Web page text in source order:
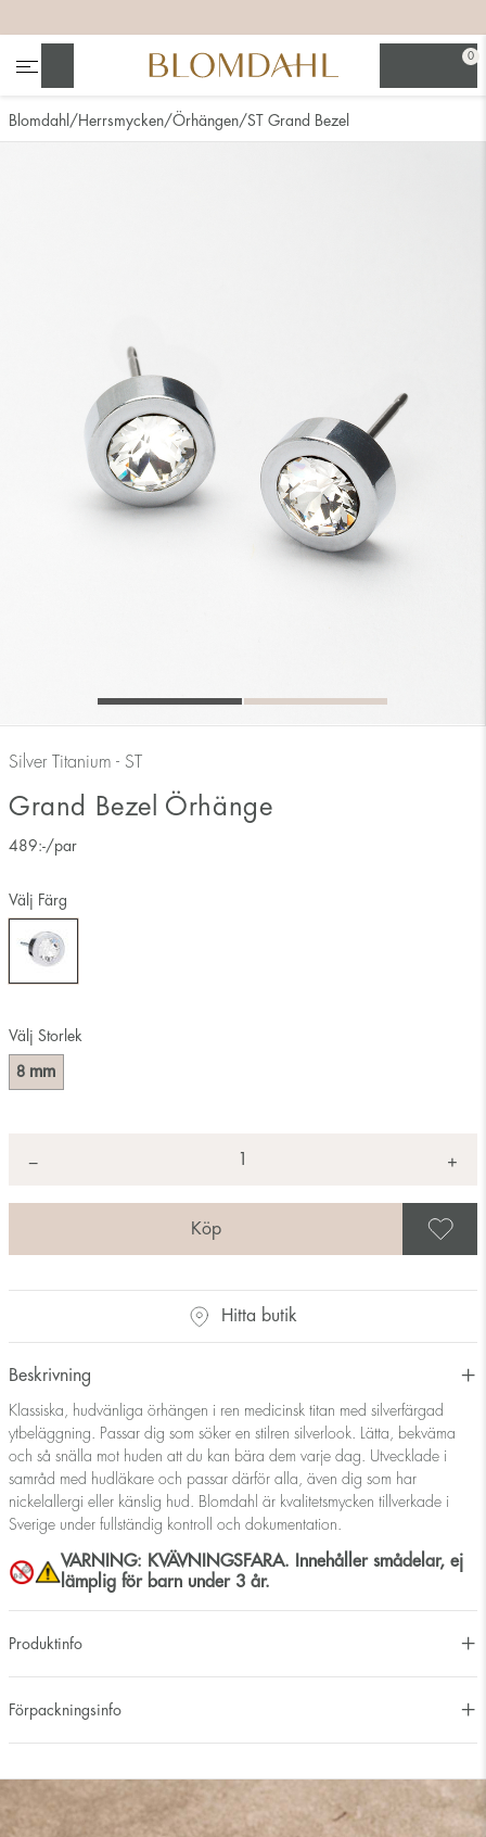
0
Blomdahl Herrsmycken Örhängen ST Grand Bezel
Silver Titanium - ST
Grand Bezel Örhänge
489:-/par
Välj Storlek
8 mm
Välj Färg
− +
Hitta butik
Beskrivning
Klassiska, hudvänliga örhängen i ren medicinsk titan med silverfärgad
ytbeläggning. Passar dig som söker en stilren silverlook. Lätta, bekväma
och så snälla mot huden att du kan bära dem varje dag. Utvecklade i
samråd med hudläkare och passar därför alla, även dig som har
nickelallergi eller känslig hud. Blomdahl är kvalitetsmycken tillverkade i
Sverige under fullständig kontroll och dokumentation.
VARNING: KVÄVNINGSFARA. Innehåller smådelar, ej
lämplig för barn under 3 år.
Produktinfo
Förpackningsinfo